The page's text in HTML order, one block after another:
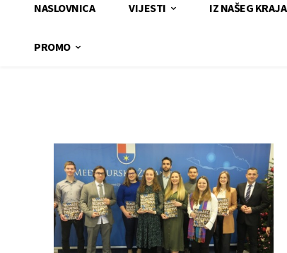
NASLOVNICA VIJESTI IZ NAŠEG KRAJA
PROMO